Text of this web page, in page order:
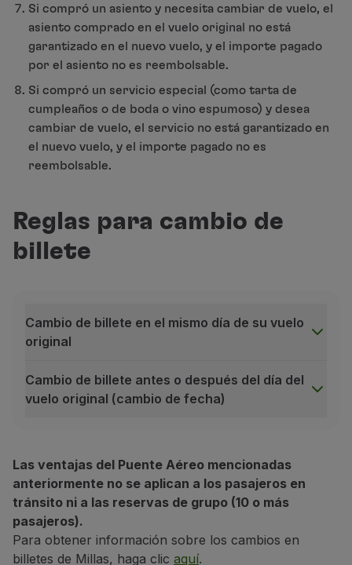
Si compró un asiento y necesita cambiar de vuelo, el
asiento comprado en el vuelo original no está
garantizado en el nuevo vuelo, y el importe pagado
por el asiento no es reembolsable.
Si compró un servicio especial (como tarta de
cumpleaños o de boda o vino espumoso) y desea
cambiar de vuelo, el servicio no está garantizado en
el nuevo vuelo, y el importe pagado no es
reembolsable.
Reglas para cambio de
billete
Cambio de billete en el mismo día de su vuelo
original
Cambio de billete antes o después del día del
vuelo original (cambio de fecha)
Discount
Las ventajas del Puente Aéreo mencionadas
anteriormente no se aplican a los pasajeros en
tránsito ni a las reservas de grupo (10 o más
pasajeros).
Para obtener información sobre los cambios en
billetes de Millas, haga clic aquí.